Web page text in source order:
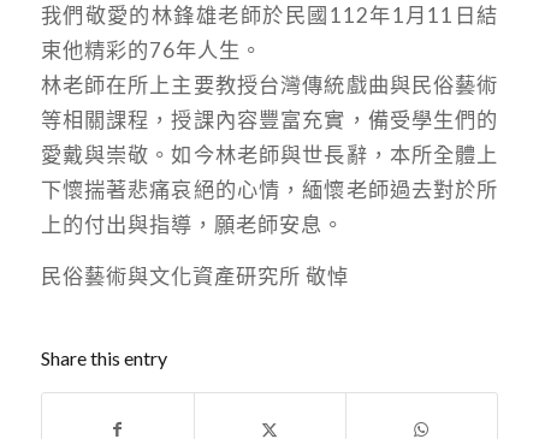
我們敬愛的林鋒雄老師於民國112年1月11日結
束他精彩的76年人生。
林老師在所上主要教授台灣傳統戲曲與民俗藝術
等相關課程，授課內容豐富充實，備受學生們的
愛戴與崇敬。如今林老師與世長辭，本所全體上
下懷揣著悲痛哀絕的心情，緬懷老師過去對於所
上的付出與指導，願老師安息。
民俗藝術與文化資產研究所 敬悼
Share this entry